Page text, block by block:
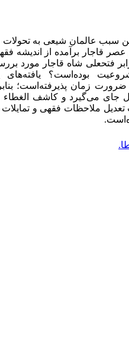
سبب عالمان شیعی به
قاجار برآمده از اندیشه
فتحعلی شاه قاجار مورد
بوده‌است؟
زمان پذیرفته است؛
جای می‌گیرد و کاشف
تعدیل ملاحظات فقهی و